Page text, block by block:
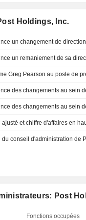
Holdings, Inc.
un changement de
un remaniement de sa
des changements au sein
Post
Fonctions occupées